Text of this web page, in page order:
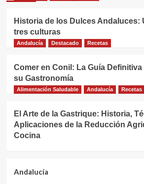
Historia de los Dulces Andaluces:
tres culturas
Andalucía Destacado Recetas
Comer en Conil: La Guía
su Gastronomía
Alimentación Saludable Andalucía Recetas
El Arte de la Gastrique: Historia,
Aplicaciones de la Reducción
Cocina
Andalucía